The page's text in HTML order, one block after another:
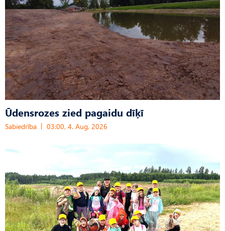
Ūdensrozes zied pagaidu dīķī
Sabiedrība 03:00, 4. Aug, 2026